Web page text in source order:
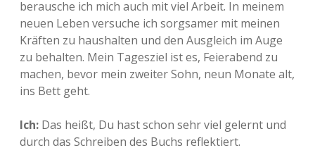
berausche ich mich auch mit viel Arbeit. In meinem
neuen Leben versuche ich sorgsamer mit meinen
Kräften zu haushalten und den Ausgleich im Auge
zu behalten. Mein Tagesziel ist es, Feierabend zu
machen, bevor mein zweiter Sohn, neun Monate alt,
ins Bett geht.
Ich: Das heißt, Du hast schon sehr viel gelernt und
durch das Schreiben des Buchs reflektiert.